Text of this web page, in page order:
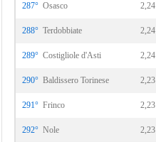
287° Osasco 2,24
288° Terdobbiate 2,24
289° Costigliole d'Asti 2,24
290° Baldissero Torinese 2,23
291° Frinco 2,23
292° Nole 2,23